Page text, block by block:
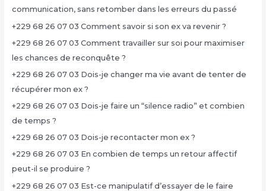
communication, sans retomber dans les erreurs du passé
+229 68 26 07 03 Comment savoir si son ex va revenir ?
+229 68 26 07 03 Comment travailler sur soi pour maximiser
les chances de reconquête ?
+229 68 26 07 03 Dois-je changer ma vie avant de tenter de
récupérer mon ex ?
+229 68 26 07 03 Dois-je faire un “silence radio” et combien
de temps ?
+229 68 26 07 03 Dois-je recontacter mon ex ?
+229 68 26 07 03 En combien de temps un retour affectif
peut-il se produire ?
+229 68 26 07 03 Est-ce manipulatif d’essayer de le faire